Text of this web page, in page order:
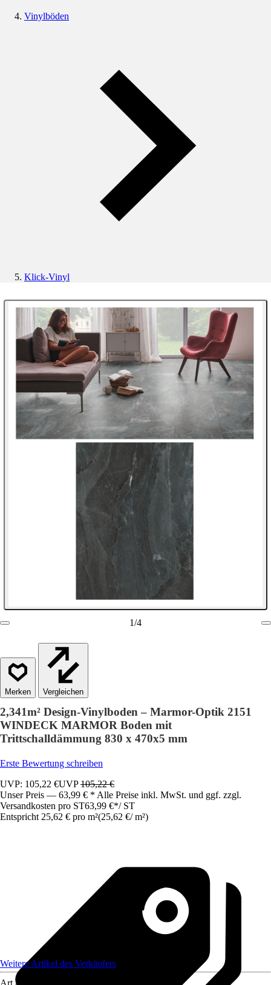
Vinylböden
Klick-Vinyl
1/4
Vergleichen
2,341m² Design-Vinylboden – Marmor-Optik 2151
WINDECK MARMOR Boden mit
Trittschalldämmung 830 x 470x5 mm
Erste Bewertung schreiben
UVP: 105,22 €UVP105,22 €
Unser Preis — 63,99 € * Alle Preise inkl. MwSt. und ggf. zzgl.
Versandkosten pro ST63,99 €*/ ST
Entspricht 25,62 € pro m²(25,62 €/ m²)
Weitere Artikel des Verkäufers
Art.-Nr.